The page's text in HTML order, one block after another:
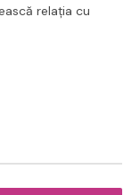
relația cu